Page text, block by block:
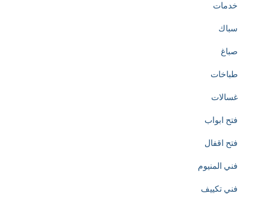
e
c
e
a
o
n
خدمات
سباك
صباغ
طباخات
غسالات
فتح ابواب
فتح اقفال
فني المنيوم
فني تكييف